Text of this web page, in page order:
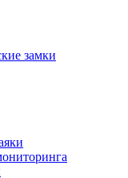
замки